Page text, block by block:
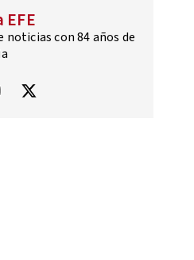
EFE
noticias con 84 años de